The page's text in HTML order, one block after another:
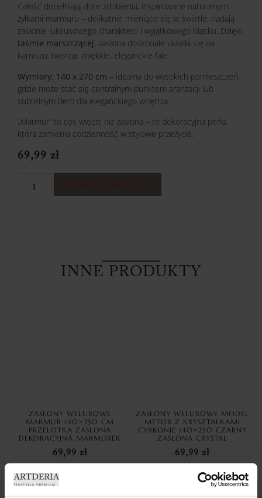
Całość dopełniają złote zdobienia, inspirowane naturalnymi
żyłkami marmuru – delikatnie mieniące się w świetle, nadają
zasłonie luksusowego charakteru i wyjątkowego blasku. Dzięki
taśmie marszczącej, zasłona doskonale układa się na
karniszu, tworząc miękkie, eleganckie fale.
Wymiary: 140 x 270 cm – idealna do wysokich pomieszczeń,
gdzie może stać się centralnym punktem aranżacji lub
subtelnym tłem dla eleganckiego wnętrza.
„Marmur” to coś więcej niż zasłona – to dekoracyjna perła,
która zamienia codzienność w stylowe przeżycie.
69,99 zł
INNE PRODUKTY
ZASŁONY WELUROWE
MARMUR 140×250 CM
PRZELOTKA ZASŁONA
DEKORACYJNA MARMUREK
69,99 zł
Dodaj do koszyka
ZASŁONY WELUROWE MODEL
METOR Z KRYSZTAŁKAMI
CYRKONIE 140×250 CZARNY
ZASŁONA CRYSTAL
69,99 zł
Dodaj do koszyka